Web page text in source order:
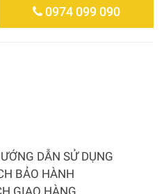
0974 099 090
DẪN SỬ DỤNG
BẢO HÀNH